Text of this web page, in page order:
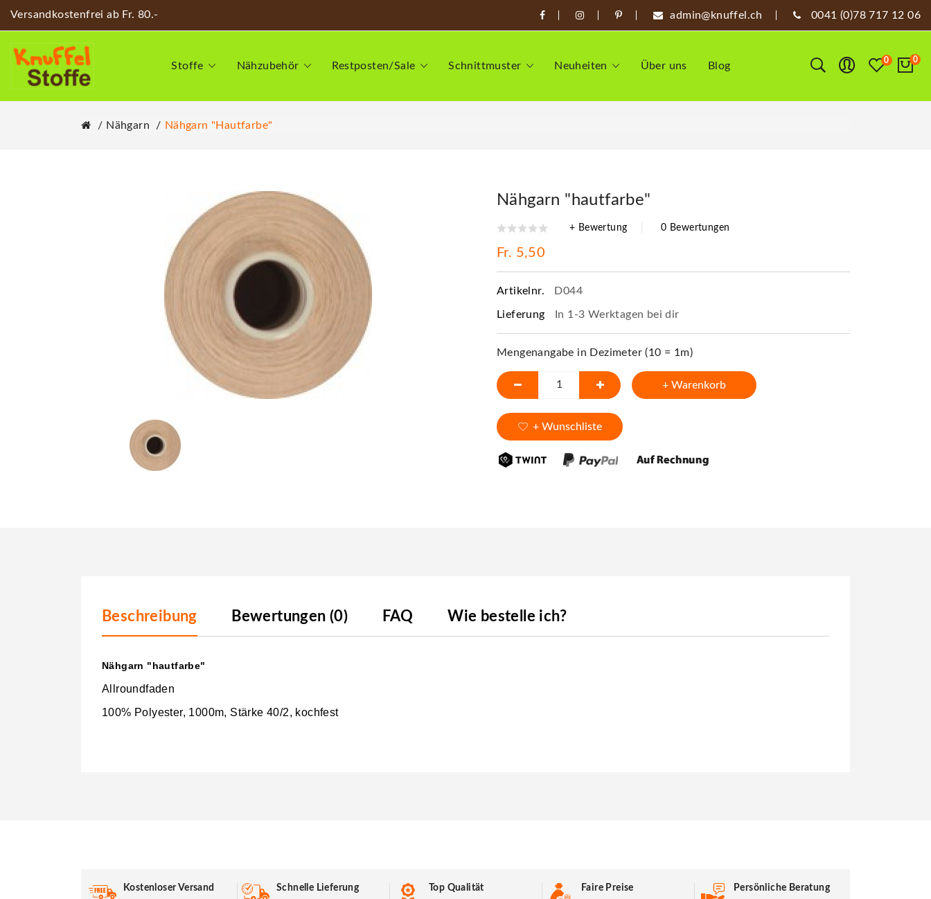
Versandkostenfrei ab Fr. 80.- admin@knuffel.ch 0041 (0)78 717 12 06
Stoffe Nähzubehör Restposten/Sale Schnittmuster Neuheiten Über uns Blog 0 0
Nähgarn Nähgarn "hautfarbe"
Nähgarn "hautfarbe"
+ Bewertung 0 Bewertungen
Fr. 5,50
Artikelnr. D044
Lieferung In 1-3 Werktagen bei dir
Mengenangabe in Dezimeter (10 = 1m)
+ Warenkorb
+ Wunschliste
Beschreibung Bewertungen (0) FAQ Wie bestelle ich?
Nähgarn "hautfarbe"
Allroundfaden
100% Polyester, 1000m, Stärke 40/2, kochfest
Kostenloser Versand
Schnelle Lieferung
Top Qualität
Faire Preise
Persönliche Beratung